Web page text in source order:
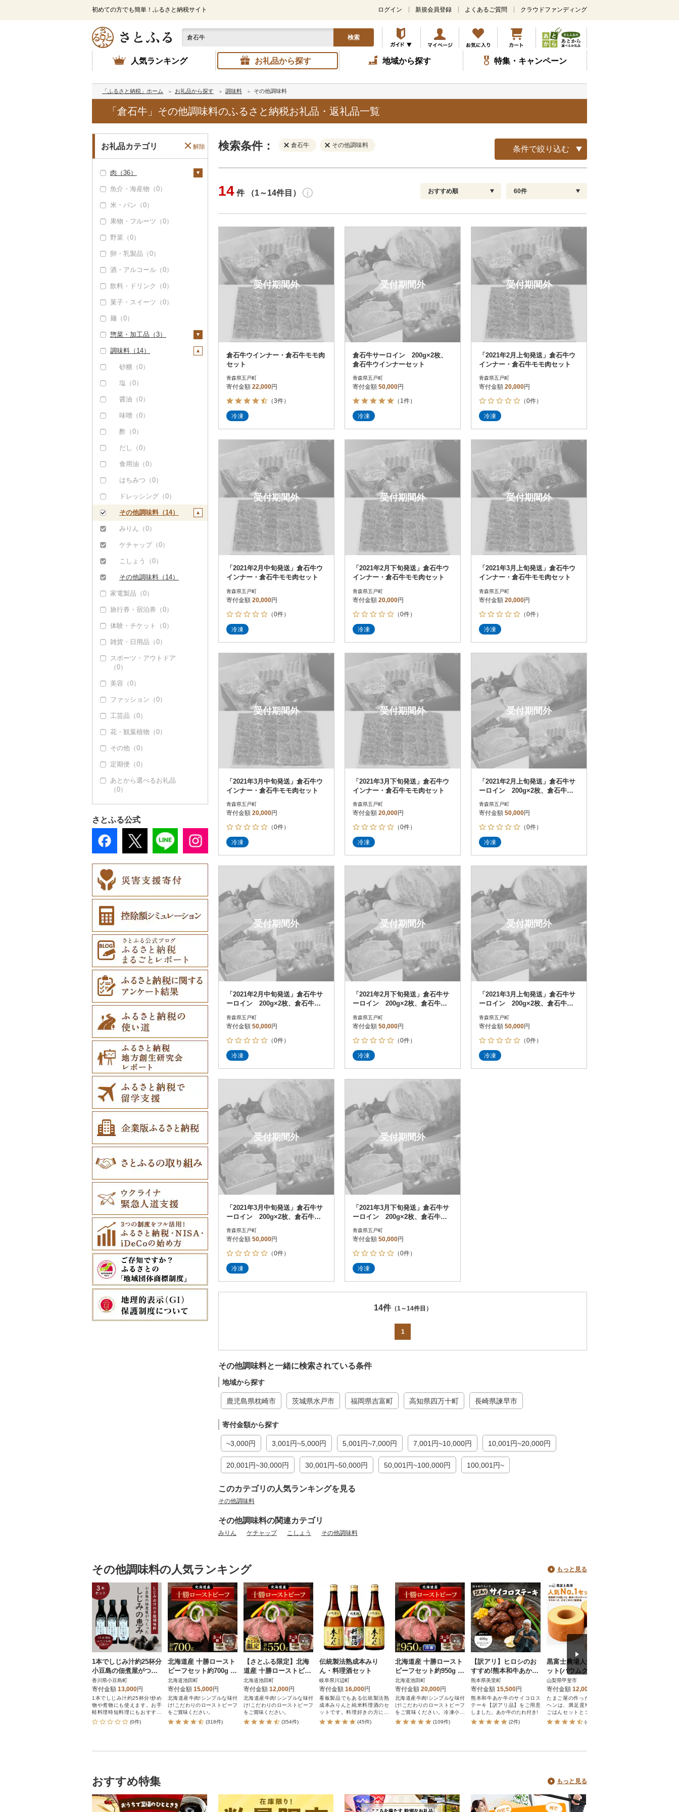
初めての方でも簡単！ふるさと納税サイト
メ
ン
コ
ン
テ
ツ
ッ
ログイン 新規会員登録 よくあるご質問 クラウドファンディング
検索
人気ランキング お礼品から探す 地域から探す 特集・キャンペーン
「ふるさと納税」ホーム お礼品から探す 調味料 その他調味料
「倉石牛」その他調味料のふるさと納税お礼品・返礼品一覧
お礼品カテゴリ 解除
肉（36）
牛肉（精肉）（34）
ステーキ（10）
すき焼き（3）
しゃぶしゃぶ（0）
焼肉（0）
牛タン（0）
和牛（0）
黒毛和牛（1）
白老牛（0）
仙台牛（0）
米沢牛（0）
山形牛（0）
常陸牛（0）
上州牛（0）
飛騨牛（0）
近江牛（0）
神戸牛・神戸ビーフ
佐賀牛（0）
長崎和牛（0）
（23）
牛肉（加工品）（1
（0）
その他牛肉（加工品）
5）
ハンバーグ（0）
もつ鍋（0）
ハム（0）
ソーセージ・ウインナ
ー（15）
ベーコン・サラミ
（0）
その他豚肉（加工品）
（0）
鶏肉（0）
鹿肉（0）
馬肉（0）
羊肉・ラム肉（ジンギ
スカン）（0）
鴨肉（0）
猪肉（0）
（0）
魚介・海産物（0）
米・パン（0）
果物・フルーツ（0）
野菜（0）
卵・乳製品（0）
酒・アルコール（0）
飲料・ドリンク（0）
菓子・スイーツ（0）
麺（0）
惣菜・加工品（3）
惣菜（0）
カレー・シチュー
乾物（0）
燻製（スモーク）
（0）
おせち（0）
その他加工品（0）
調味料（14）
砂糖（0）
塩（0）
醤油（0）
味噌（0）
酢（0）
だし（0）
食用油（0）
はちみつ（0）
ドレッシング（0）
その他調味料（14）
みりん（0）
ケチャップ（0）
こしょう（0）
その他調味料（14）
家電製品（0）
旅行券・宿泊券（0）
体験・チケット（0）
雑貨・日用品（0）
スポーツ・アウトドア
（0）
美容（0）
ファッション（0）
工芸品（0）
花・観葉植物（0）
その他（0）
定期便（0）
あとから選べるお礼品
（0）
さとふる公式
検索条件： 倉石牛 その他調味料 条件で絞り込む
円
決済方法 解除
PayPay
クレジットカード決済
Amazon Pay
楽天ペイ
メルペイ
コンビニ支払い
ソフトバンクまとめて支払い
d払い
金融機関(Pay-easy決済)
解除
発送種別 解除
通常
冷蔵便
冷凍便
配送指定 解除
お届け日時指定可
お届け時間帯指定可
発送される月指定可
その他
さとふる限定のお礼品
定期便
さとふるアプリdeワンストップ申請
対象
結果を見る（
14 件 （1～14件目） おすすめ順
新着順
レビュー件数順
レビュー評価順
寄付金額が高い順
寄付金額が低い順
60件
60
120
受付期間外
倉石牛ウインナー・倉石牛モモ肉
セット
青森県五戸町
寄付金額 22,000円
（3件）
冷凍
受付期間外
倉石牛サーロイン 200g×2枚、
倉石牛ウインナーセット
青森県五戸町
寄付金額 50,000円
（1件）
冷凍
受付期間外
「2021年2月上旬発送」倉石牛ウ
インナー・倉石牛モモ肉セット
青森県五戸町
寄付金額 20,000円
（0件）
冷凍
受付期間外
「2021年2月中旬発送」倉石牛ウ
インナー・倉石牛モモ肉セット
青森県五戸町
寄付金額 20,000円
（0件）
冷凍
受付期間外
「2021年2月下旬発送」倉石牛ウ
インナー・倉石牛モモ肉セット
青森県五戸町
寄付金額 20,000円
（0件）
冷凍
受付期間外
「2021年3月上旬発送」倉石牛ウ
インナー・倉石牛モモ肉セット
青森県五戸町
寄付金額 20,000円
（0件）
冷凍
受付期間外
「2021年3月中旬発送」倉石牛ウ
インナー・倉石牛モモ肉セット
青森県五戸町
寄付金額 20,000円
（0件）
冷凍
受付期間外
「2021年3月下旬発送」倉石牛ウ
インナー・倉石牛モモ肉セット
青森県五戸町
寄付金額 20,000円
（0件）
冷凍
受付期間外
「2021年2月上旬発送」倉石牛サ
ーロイン 200g×2枚、倉石牛ウ
青森県五戸町
寄付金額 50,000円
（0件）
冷凍
受付期間外
「2021年2月中旬発送」倉石牛サ
ーロイン 200g×2枚、倉石牛ウ
青森県五戸町
寄付金額 50,000円
（0件）
冷凍
受付期間外
「2021年2月下旬発送」倉石牛サ
ーロイン 200g×2枚、倉石牛ウ
青森県五戸町
寄付金額 50,000円
（0件）
冷凍
受付期間外
「2021年3月上旬発送」倉石牛サ
ーロイン 200g×2枚、倉石牛ウ
青森県五戸町
寄付金額 50,000円
（0件）
冷凍
受付期間外
「2021年3月中旬発送」倉石牛サ
ーロイン 200g×2枚、倉石牛ウ
青森県五戸町
寄付金額 50,000円
（0件）
冷凍
受付期間外
「2021年3月下旬発送」倉石牛サ
ーロイン 200g×2枚、倉石牛ウ
青森県五戸町
寄付金額 50,000円
（0件）
冷凍
14件（1～14件目）
1
その他調味料と一緒に検索されている条件
地域から探す
鹿児島県枕崎市 茨城県水戸市 福岡県吉富町 高知県四万十町 長崎県諫早市
寄付金額から探す
~3,000円 3,001円~5,000円 5,001円~7,000円 7,001円~10,000円 10,001円~20,000円
20,001円~30,000円 30,001円~50,000円 50,001円~100,000円 100,001円~
このカテゴリの人気ランキングを見る
その他調味料
その他調味料の関連カテゴリ
みりん ケチャップ こしょう その他調味料
その他調味料の人気ランキング もっと見る
1本でしじみ汁約25杯分
小豆島の佃煮屋がつく
った 「しじみの恵み」
3本
香川県小豆島町
寄付金額 13,000円
1本でしじみ汁約25杯分!炒め
物や煮物にも使えます。お手
軽料理時短料理にもおすすめ
です。
(0件)
北海道産 十勝ロースト
ビーフセット約700g 無
添加 小分け 国産【A01
1-11-1】
北海道池田町
寄付金額 15,000円
北海道産牛肉!シンプルな味付
け!こだわりのローストビーフ
をご賞味ください。
(318件)
【さとふる限定】北海
道産 十勝ローストビー
フセット約550g 無添加
国産 【A011-29】
北海道池田町
寄付金額 12,000円
北海道産牛肉!シンプルな味付
け!こだわりのローストビーフ
をご賞味ください。
(354件)
伝統製法熟成本みり
ん・料理酒セット
岐阜県川辺町
寄付金額 16,000円
看板製品でもある伝統製法熟
成本みりんと純米料理酒のセ
ットです。料理好きの方には
必見の人気製品です。
(45件)
北海道産 十勝ロースト
ビーフセット約950g 国
産 冷凍 小分け【B011-
10-1】
北海道池田町
寄付金額 20,000円
北海道産牛肉!シンプルな味付
け!こだわりのローストビーフ
をご賞味ください。冷凍小分
けでお届けします。(109件)
【訳アリ】ヒロシのお
すすめ!熊本和牛あか牛
サイコロステーキ 400g
(あか牛のたれ付き)(美
里町)
熊本県美里町
寄付金額 15,500円
熊本和牛あか牛のサイコロス
テーキ【訳アリ品】をご用意
しました。あか牛のたれ付き!
(2件)
黒富士農場人気No1セ
ット(バウムクーヘン2
個と放牧卵20個のセッ
ト)
山梨県甲斐市
寄付金額 12,000
たまご屋の作ったバウムクー
ヘンは、満足度No1。卵かけ
ごはんセットとコラボで二度
美味しいセットです。
(440件)
おすすめ特集 もっと見る